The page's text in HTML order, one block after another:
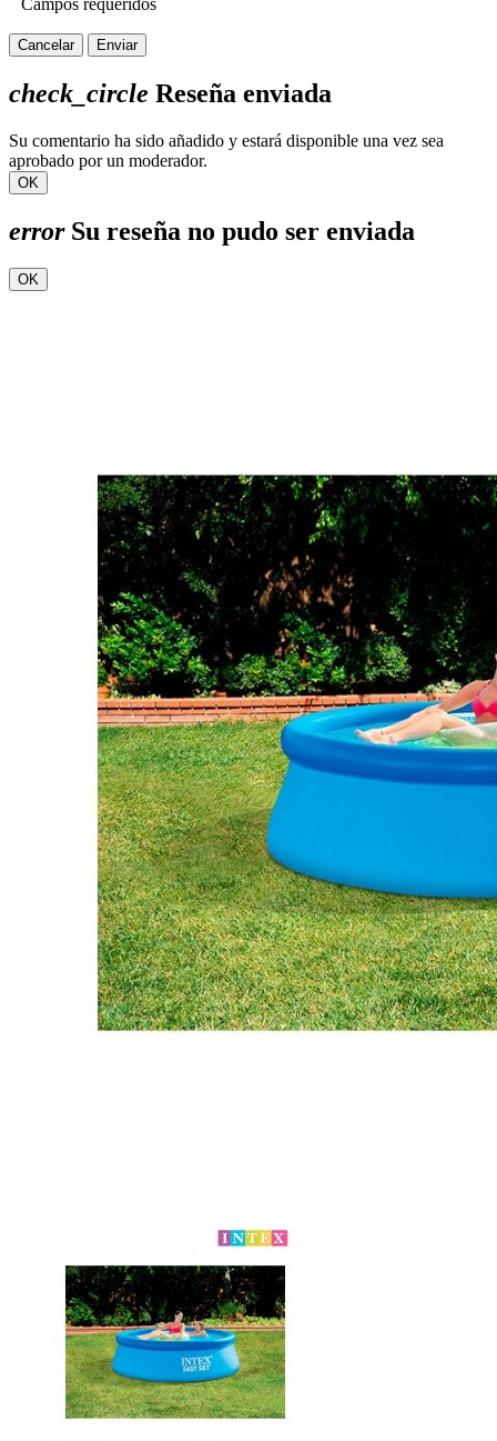
Campos requeridos
Cancelar Enviar
check_circle Reseña enviada
Su comentario ha sido añadido y estará disponible una vez sea
aprobado por un moderador.
OK
errorSu reseña no pudo ser enviada
OK